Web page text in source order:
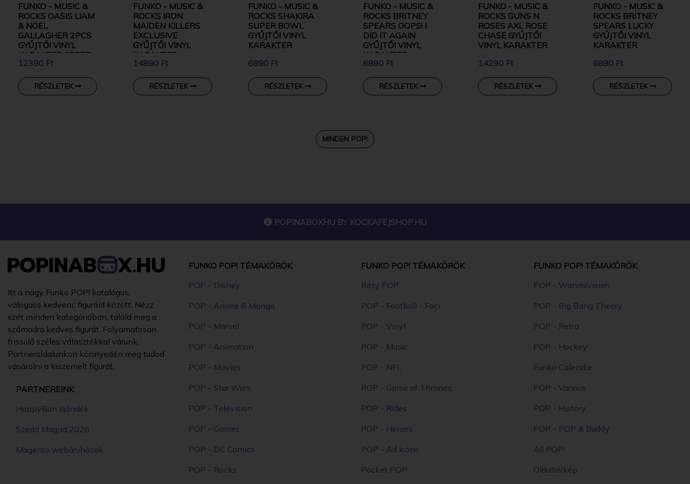
FUNKO - MUSIC &
ROCKS OASIS LIAM
& NOEL
GALLAGHER 2PCS
GYŰJTŐI VINYL
KARAKTER SZETT
12390 Ft
RÉSZLETEK
FUNKO - MUSIC &
ROCKS IRON
MAIDEN KILLERS
EXCLUSIVE
GYŰJTŐI VINYL
KARAKTER
14890 Ft
RÉSZLETEK
FUNKO - MUSIC &
ROCKS SHAKIRA
SUPER BOWL
GYŰJTŐI VINYL
KARAKTER
6890 Ft
RÉSZLETEK
FUNKO - MUSIC &
ROCKS BRITNEY
SPEARS OOPS! I
DID IT AGAIN
GYŰJTŐI VINYL
KARAKTER
6890 Ft
RÉSZLETEK
FUNKO - MUSIC &
ROCKS GUNS N
ROSES AXL ROSE
CHASE GYŰJTŐI
VINYL KARAKTER
14290 Ft
RÉSZLETEK
FUNKO - MUSIC &
ROCKS BRITNEY
SPEARS LUCKY
GYŰJTŐI VINYL
KARAKTER
6890 Ft
RÉSZLETEK
MINDEN POP!
POPINABOXHU BY KOCKAFEJSHOP.HU
Itt a nagy Funko POP! katalógus,
válogass kedvenc figuráid között. Nézz
szét minden kategóriában, találd meg a
számodra kedves figurát. Folyamatosan
frissülő széles választékkal várunk.
Partneroldalunkon könnyedén meg tudod
vásárolni a kiszemelt figurát.
PARTNEREINK:
HappyBon ajándék
Szedd Magad 2026
Magento webáruházak
FUNKO POP! TÉMAKÖRÖK
POP - Disney
POP - Anime & Manga
POP - Marvel
POP - Animation
POP - Movies
POP - Star Wars
POP - Television
POP - Games
POP - DC Comics
POP - Rocks
FUNKO POP! TÉMAKÖRÖK
Bitty POP
POP - Football - Foci
POP - Vinyl
POP - Music
POP - NFL
POP - Game of Thrones
POP - Rides
POP - Heroes
POP - Ad Icons
Pocket POP
FUNKO POP! TÉMAKÖRÖK
POP - WandaVision
POP - Big Bang Theory
POP - Retro
POP - Hockey
Funko Calendar
POP - Various
POP - History
POP - POP & Buddy
All POP!
Oldaltérkép